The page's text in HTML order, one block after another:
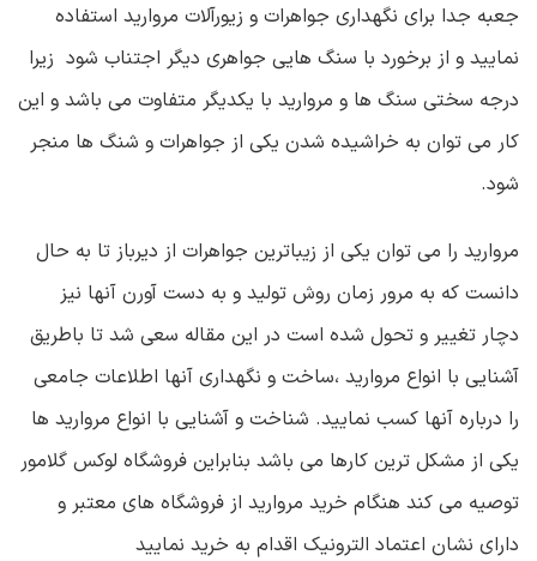
جعبه جدا برای نگهداری جواهرات و زیورآلات مروارید استفاده
نمایید و از برخورد با سنگ هایی جواهری دیگر اجتناب شود زیرا
درجه سختی سنگ ها و مروارید با یکدیگر متفاوت می باشد و این
کار می توان به خراشیده شدن یکی از جواهرات و شنگ ها منجر
شود.
مروارید را می توان یکی از زیباترین جواهرات از دیرباز تا به حال
دانست که به مرور زمان روش تولید و به دست آورن آنها نیز
دچار تغییر و تحول شده است در این مقاله سعی شد تا باطریق
آشنایی با انواع مروارید ،ساخت و نگهداری آنها اطلاعات جامعی
را درباره آنها کسب نمایید. شناخت و آشنایی با انواع مروارید ها
یکی از مشکل ترین کارها می باشد بنابراین فروشگاه لوکس گلامور
توصیه می کند هنگام خرید مروارید از فروشگاه های معتبر و
دارای نشان اعتماد الترونیک اقدام به خرید نمایید